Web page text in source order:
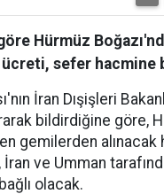
Hürmüz
sefer hacmine
İran Dışişleri
bildirdiğine göre,
gemilerden alınacak
İran ve Umman
olacak.